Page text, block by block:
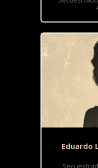
Eduardo